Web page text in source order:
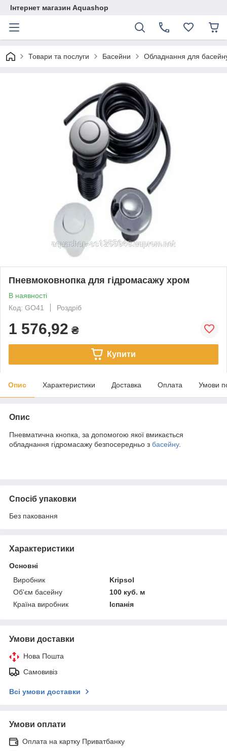
Інтернет магазин Aquashop
Товари та послуги Басейни Обладнання для
Пневмоковнопка для гідромасажу хром
В наявності
Код: GO41
Роздріб
1 576,92 ₴
Купити
Опис Характеристики Доставка Оплата Умови
Опис
Пневматична кнопка, за допомогою якої вмикається
обладнання гідромасажу безпосередньо з басейну.
Спосіб упаковки
Без паковання
Характеристики
Основні
Виробник
Kripsol
Об'єм басейну
100 куб. м
Країна виробник
Іспанія
Умови доставки
Нова Пошта
Самовивіз
Всі умови доставки
Умови оплати
Оплата на картку Приватбанку